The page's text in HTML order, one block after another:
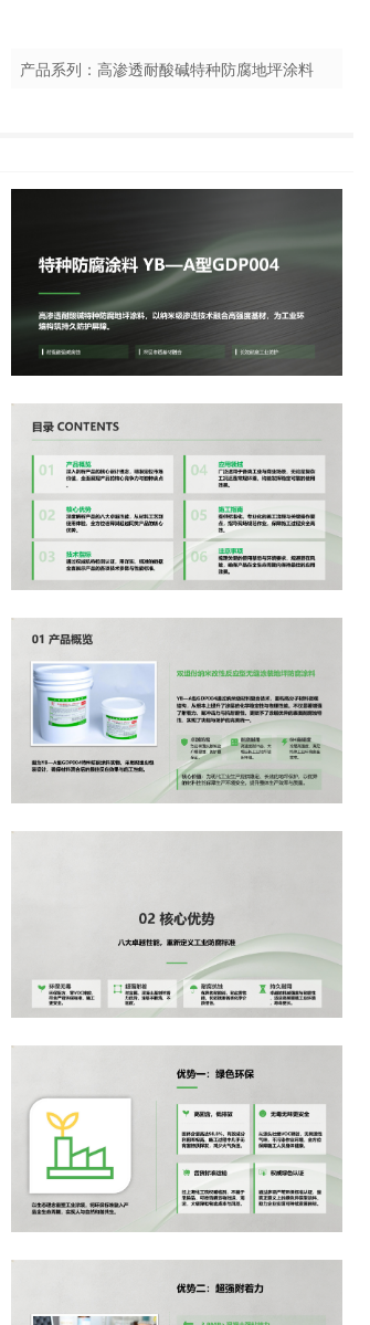
产品系列：高渗透耐酸碱特种防腐地坪涂料